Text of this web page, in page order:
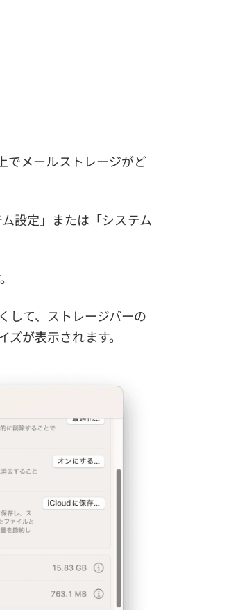
でメールストレージがど
設定」または「システム
して、ストレージバーの
が表示されます。